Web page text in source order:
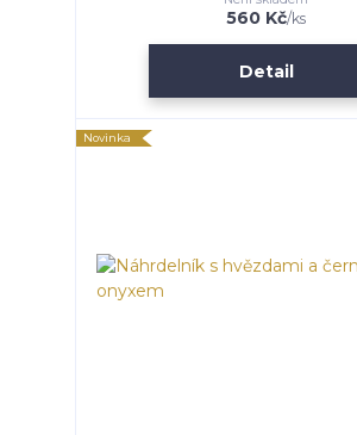
560 Kč/ks
Detail
Novinka